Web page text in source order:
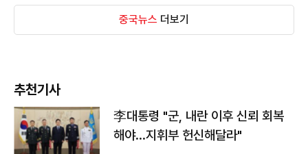
중국뉴스 더보기
추천기사
李대통령 "군, 내란 이후 신뢰 회복
해야…지휘부 헌신해달라"